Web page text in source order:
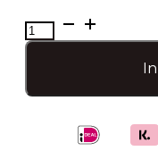
Waxinelichthouder
lantaarn